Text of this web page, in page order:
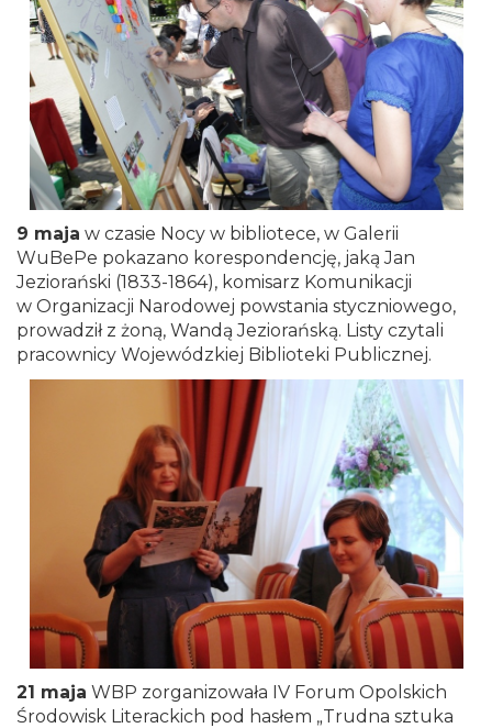
9 maja w czasie Nocy w bibliotece, w Galerii
WuBePe pokazano korespondencję, jaką Jan
Jeziorański (1833-1864), komisarz Komunikacji
w Organizacji Narodowej powstania styczniowego,
prowadził z żoną, Wandą Jeziorańską. Listy czytali
pracownicy Wojewódzkiej Biblioteki Publicznej.
21 maja WBP zorganizowała IV Forum Opolskich
Środowisk Literackich pod hasłem „Trudna sztuka